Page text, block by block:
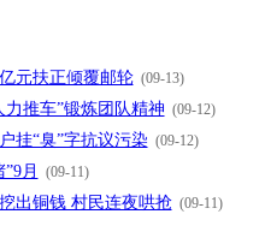
元扶正倾覆邮轮 (09-13)
力推车”锻炼团队精神 (09-12)
挂“臭”字抗议污染 (09-12)
月 (09-11)
出铜钱 村民连夜哄抢 (09-11)